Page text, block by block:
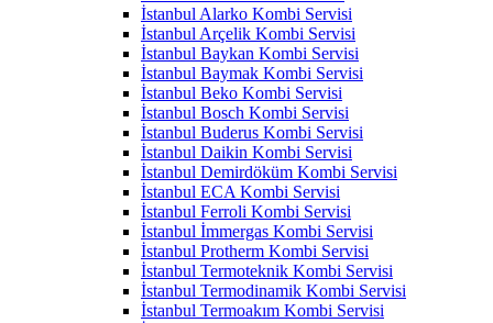
İstanbul Alarko Kombi Servisi
İstanbul Arçelik Kombi Servisi
İstanbul Baykan Kombi Servisi
İstanbul Baymak Kombi Servisi
İstanbul Beko Kombi Servisi
İstanbul Bosch Kombi Servisi
İstanbul Buderus Kombi Servisi
İstanbul Daikin Kombi Servisi
İstanbul Demirdöküm Kombi Servisi
İstanbul ECA Kombi Servisi
İstanbul Ferroli Kombi Servisi
İstanbul İmmergas Kombi Servisi
İstanbul Protherm Kombi Servisi
İstanbul Termoteknik Kombi Servisi
İstanbul Termodinamik Kombi Servisi
İstanbul Termoakım Kombi Servisi